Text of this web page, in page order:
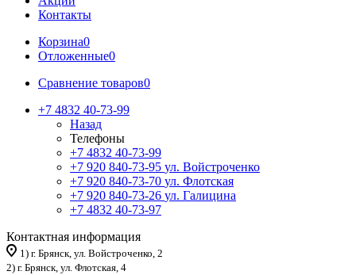
Контакты
Корзина0
Отложенные0
Сравнение товаров0
+7 4832 40-73-99
Назад
Телефоны
+7 4832 40-73-99
+7 920 840-73-95 ул. Войстроченко
+7 920 840-73-70 ул. Флотская
+7 920 840-73-26 ул. Галицина
+7 4832 40-73-97
Контактная информация
1) г. Брянск, ул. Войстроченко, 2
2) г. Брянск, ул. Флотская, 4